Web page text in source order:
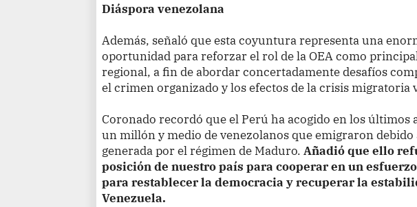
Diáspora venezolana
Además, señaló que esta coyuntura representa una
oportunidad para reforzar el rol de la OEA como
regional, a fin de abordar concertadamente desafíos
el crimen organizado y los efectos de la crisis migratoria
Coronado recordó que el Perú ha acogido en los últimos
un millón y medio de venezolanos que emigraron debido
generada por el régimen de Maduro.Añadió que ello
posición de nuestro país para cooperar en un
para restablecer la democracia y recuperar la
Venezuela.